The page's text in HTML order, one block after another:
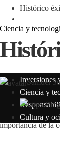
CULTURA
Inversiones
Ciencia y
Cultura y
Histórico
Ciencia y
Samuel
importancia de la